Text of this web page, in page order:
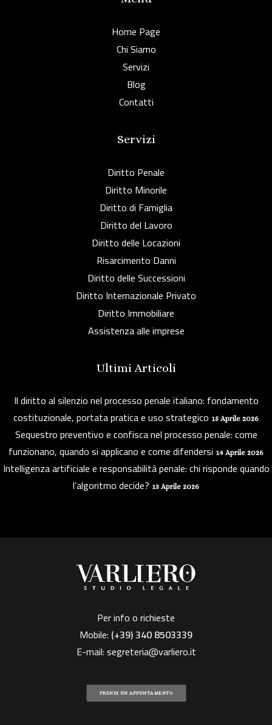
Home Page
Chi Siamo
Servizi
Blog
Contatti
Servizi
Diritto Penale
Diritto Minorile
Diritto di Famiglia
Diritto del Lavoro
Diritto delle Locazioni
Risarcimento Danni
Diritto delle Successioni
Diritto Internazionale Privato
Diritto Immobiliare
Assistenza alle imprese
Ultimi Articoli
Il diritto al silenzio nel processo penale italiano: fondamento
costituzionale, portata pratica e uso strategico 15 Aprile 2026
Sequestro preventivo e confisca nel processo penale: come
funzionano, quando si applicano e come difendersi 14 Aprile 2026
Intelligenza artificiale e responsabilità penale: chi risponde quando
l’algoritmo decide? 13 Aprile 2026
Per info o richieste
Mobile: (+39)340 8503339
E-mail:segreteria@varliero.it
PRENDI UN APPUNTAMENTO